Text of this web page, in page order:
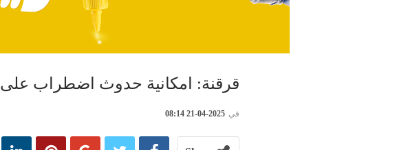
قرقنة: امكانية حدوث اضطراب
في 2025-04-21 08:14